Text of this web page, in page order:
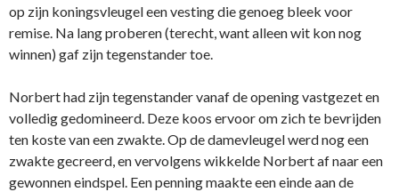
op zijn koningsvleugel een vesting die genoeg bleek voor
remise. Na lang proberen (terecht, want alleen wit kon nog
winnen) gaf zijn tegenstander toe.
Norbert had zijn tegenstander vanaf de opening vastgezet en
volledig gedomineerd. Deze koos ervoor om zich te bevrijden
ten koste van een zwakte. Op de damevleugel werd nog een
zwakte gecreerd, en vervolgens wikkelde Norbert af naar een
gewonnen eindspel. Een penning maakte een einde aan de